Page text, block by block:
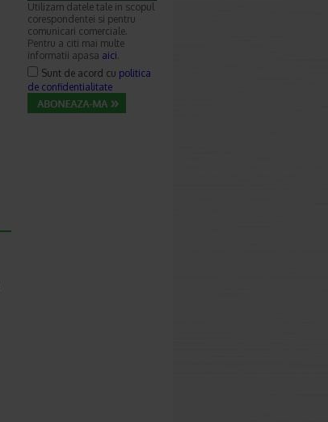
Utilizam datele tale in scopul
corespondentei si pentru
comunicari comerciale.
Pentru a citi mai multe
informatii apasa aici.
Sunt de acord cu politica
de confidentialitate